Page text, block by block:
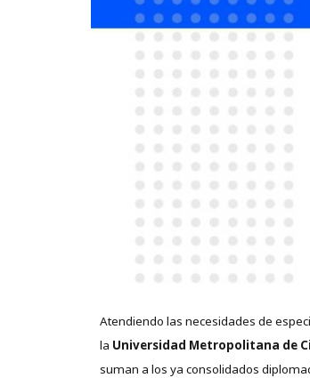
Atendiendo las necesidades de
la Universidad Metropolitana de
suman a los ya consolidados